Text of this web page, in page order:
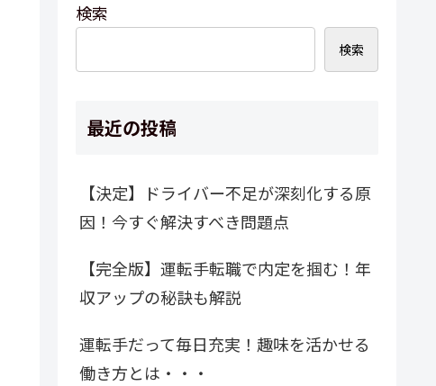
検索
検索
最近の投稿
【決定】ドライバー不足が深刻化する原
因！今すぐ解決すべき問題点
【完全版】運転手転職で内定を掴む！年
収アップの秘訣も解説
運転手だって毎日充実！趣味を活かせる
働き方とは・・・